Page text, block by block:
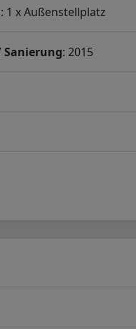
: 1 x Außenstellplatz
: 2015